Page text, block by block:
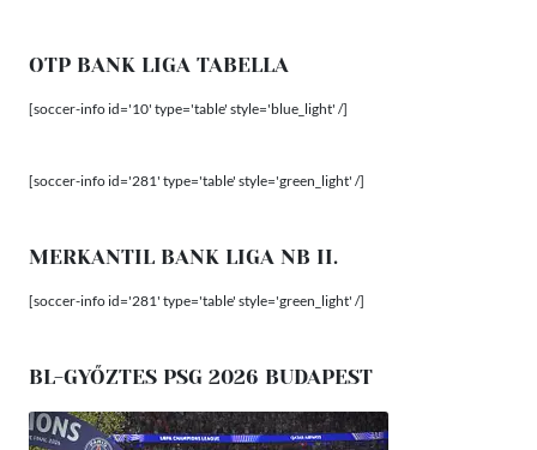
OTP BANK LIGA TABELLA
[soccer-info id='10' type='table' style='blue_light' /]
[soccer-info id='281' type='table' style='green_light' /]
MERKANTIL BANK LIGA NB II.
[soccer-info id='281' type='table' style='green_light' /]
BL-GYŐZTES PSG 2026 BUDAPEST